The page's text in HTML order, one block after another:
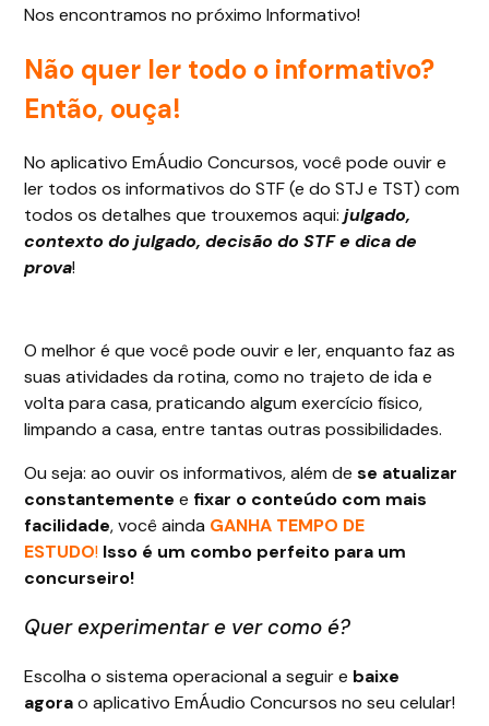
Nos encontramos no próximo Informativo!
Não quer ler todo o informativo?
Então, ouça!
No aplicativo EmÁudio Concursos, você pode ouvir e
ler todos os informativos do STF (e do STJ e TST) com
todos os detalhes que trouxemos aqui:julgado,
contexto do julgado, decisão do STF e dica de
prova!
O melhor é que você pode ouvir e ler, enquanto faz as
suas atividades da rotina, como no trajeto de ida e
volta para casa, praticando algum exercício físico,
limpando a casa, entre tantas outras possibilidades.
Ou seja: ao ouvir os informativos, além dese atualizar
constantemente e fixar o conteúdo com mais
facilidade, você ainda GANHA TEMPO DE
ESTUDO! Isso é um combo perfeito para um
concurseiro!
Quer experimentar e ver como é?
Escolha o sistema operacional a seguir e baixe
agorao aplicativo EmÁudio Concursos no seu celular!